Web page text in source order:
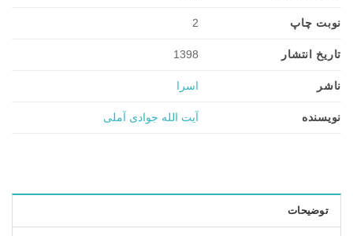
نوبت چاپ 2
تاریخ انتشار 1398
ناشر اسرا
نویسنده آیت الله جوادی آملی
توضیحات